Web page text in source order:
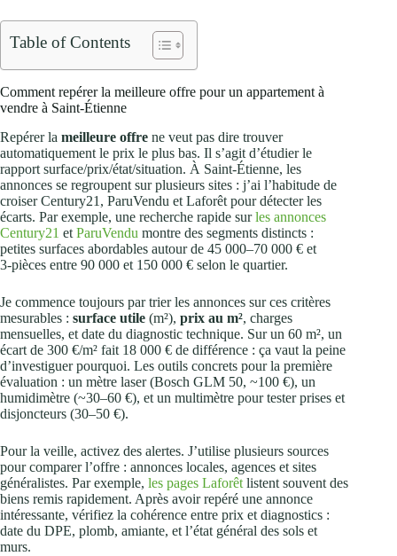
Table of Contents
Comment repérer la meilleure offre pour un appartement à
vendre à Saint‑Étienne
Repérer la meilleure offre ne veut pas dire trouver
automatiquement le prix le plus bas. Il s’agit d’étudier le
rapport surface/prix/état/situation. À Saint‑Étienne, les
annonces se regroupent sur plusieurs sites : j’ai l’habitude de
croiser Century21, ParuVendu et Laforêt pour détecter les
écarts. Par exemple, une recherche rapide surles annonces
Century21 et ParuVendu montre des segments distincts :
petites surfaces abordables autour de 45 000–70 000 € et
3‑pièces entre 90 000 et 150 000 € selon le quartier.
Je commence toujours par trier les annonces sur ces critères
mesurables : surface utile (m²), prix au m², charges
mensuelles, et date du diagnostic technique. Sur un 60 m², un
écart de 300 €/m² fait 18 000 € de différence : ça vaut la peine
d’investiguer pourquoi. Les outils concrets pour la première
évaluation : un mètre laser (Bosch GLM 50, ~100 €), un
humidimètre (~30–60 €), et un multimètre pour tester prises et
disjoncteurs (30–50 €).
Pour la veille, activez des alertes. J’utilise plusieurs sources
pour comparer l’offre : annonces locales, agences et sites
généralistes. Par exemple, les pages Laforêt listent souvent des
biens remis rapidement. Après avoir repéré une annonce
intéressante, vérifiez la cohérence entre prix et diagnostics :
date du DPE, plomb, amiante, et l’état général des sols et
murs.